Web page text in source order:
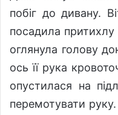
побіг до дивану.
посадила
оглянула голову
ось її рука
опустилася на
перемотувати руку.